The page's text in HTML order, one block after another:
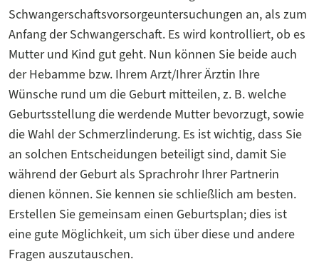
Schwangerschaftsvorsorgeuntersuchungen an, als zum
Anfang der Schwangerschaft. Es wird kontrolliert, ob es
Mutter und Kind gut geht. Nun können Sie beide auch
der Hebamme bzw. Ihrem Arzt/Ihrer Ärztin Ihre
Wünsche rund um die Geburt mitteilen, z. B. welche
Geburtsstellung die werdende Mutter bevorzugt, sowie
die Wahl der Schmerzlinderung. Es ist wichtig, dass Sie
an solchen Entscheidungen beteiligt sind, damit Sie
während der Geburt als Sprachrohr Ihrer Partnerin
dienen können. Sie kennen sie schließlich am besten.
Erstellen Sie gemeinsam einen Geburtsplan; dies ist
eine gute Möglichkeit, um sich über diese und andere
Fragen auszutauschen.